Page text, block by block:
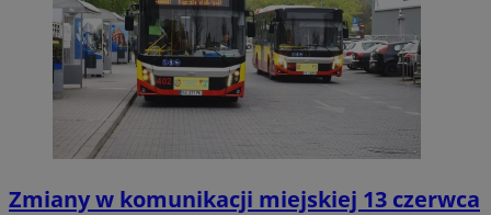
Zmiany w komunikacji miejskiej 13 czerwca